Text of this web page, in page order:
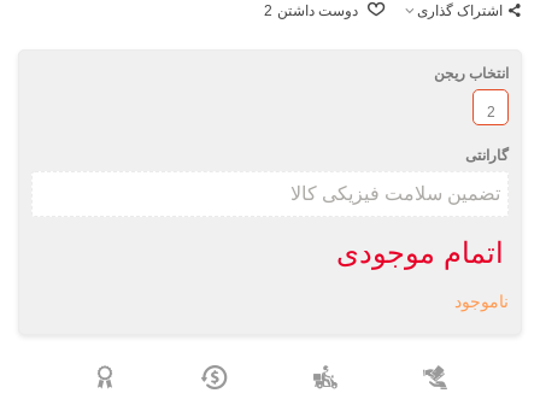
اشتراک گذاری
دوست داشتن 2
انتخاب ریجن
2
گارانتی
اتمام موجودی
ناموجود